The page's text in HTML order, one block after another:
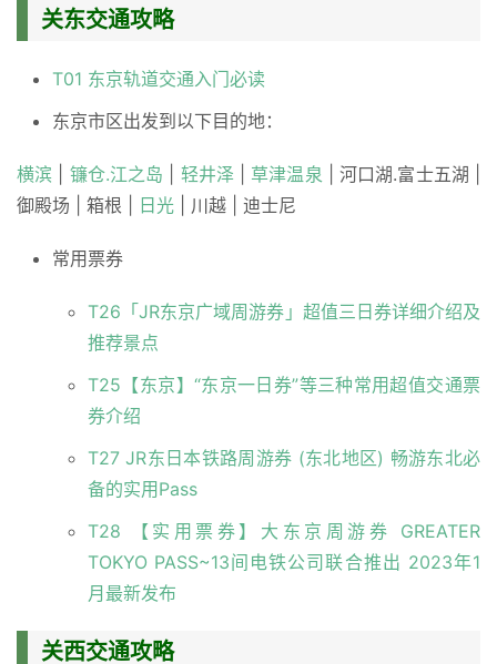
关东交通攻略
T01 东京轨道交通入门必读
东京市区出发到以下目的地：
横滨 镰仓.江之岛 轻井泽| 草津温泉
| 河口湖.富士五湖 |
御殿场 | 箱根 |
日光 | 川越 | 迪士尼
常用票券
T26「JR东京广域周游券」超值三日券详细介绍及
推荐景点
T25【东京】“东京一日券”等三种常用超值交通票
券介绍
T27 JR东日本铁路周游券 (东北地区) 畅游东北必
备的实用Pass
T28 【实用票券】大东京周游券 GREATER
TOKYO PASS~13间电铁公司联合推出 2023年1
月最新发布
关西交通攻略